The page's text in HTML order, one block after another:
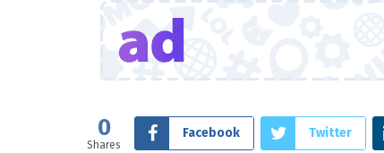
0
Shares
Facebook Twitter